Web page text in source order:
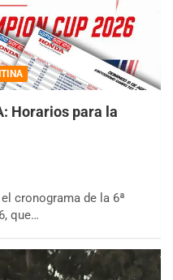
Horarios para la
cronograma de la 6ª
que…